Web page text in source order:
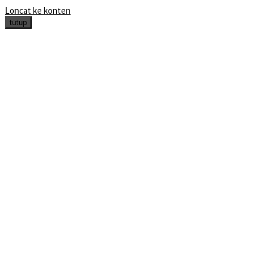
Loncat ke konten
tutup